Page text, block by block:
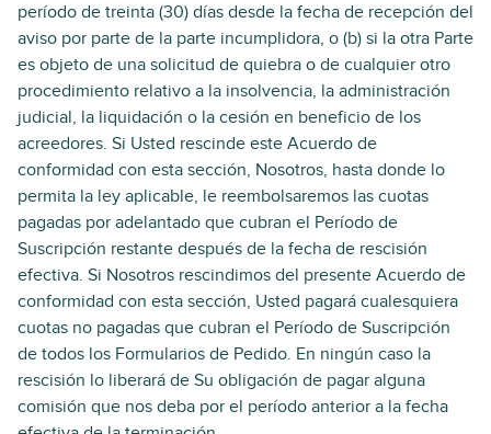
período de treinta (30) días desde la fecha de recepción del
aviso por parte de la parte incumplidora, o (b) si la otra Parte
es objeto de una solicitud de quiebra o de cualquier otro
procedimiento relativo a la insolvencia, la administración
judicial, la liquidación o la cesión en beneficio de los
acreedores. Si Usted rescinde este Acuerdo de
conformidad con esta sección, Nosotros, hasta donde lo
permita la ley aplicable, le reembolsaremos las cuotas
pagadas por adelantado que cubran el Período de
Suscripción restante después de la fecha de rescisión
efectiva. Si Nosotros rescindimos del presente Acuerdo de
conformidad con esta sección, Usted pagará cualesquiera
cuotas no pagadas que cubran el Período de Suscripción
de todos los Formularios de Pedido. En ningún caso la
rescisión lo liberará de Su obligación de pagar alguna
comisión que nos deba por el período anterior a la fecha